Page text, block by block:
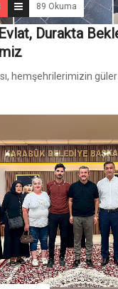
89 Okuma
Durakta
hemşehrilerimizin güler